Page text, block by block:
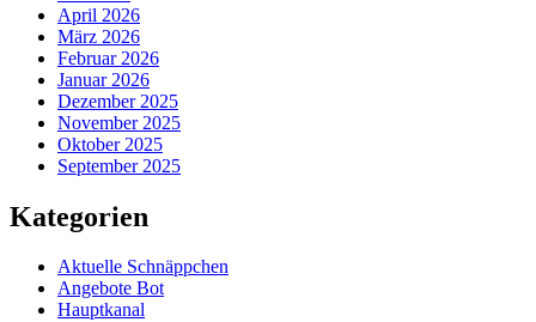
April 2026
März 2026
Februar 2026
Januar 2026
Dezember 2025
November 2025
Oktober 2025
September 2025
Kategorien
Aktuelle Schnäppchen
Angebote Bot
Hauptkanal